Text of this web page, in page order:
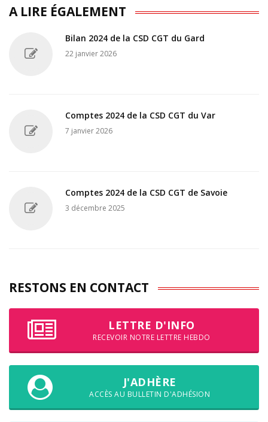
A LIRE ÉGALEMENT
Bilan 2024 de la CSD CGT du Gard
22 janvier 2026
Comptes 2024 de la CSD CGT du Var
7 janvier 2026
Comptes 2024 de la CSD CGT de Savoie
3 décembre 2025
RESTONS EN CONTACT
LETTRE D'INFO
RECEVOIR NOTRE LETTRE HEBDO
J'ADHÈRE
ACCÈS AU BULLETIN D'ADHÉSION